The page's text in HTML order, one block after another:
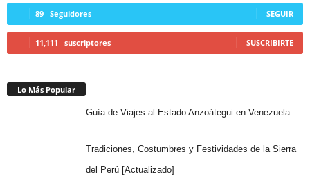
89 Seguidores SEGUIR
11,111 suscriptores SUSCRIBIRTE
Lo Más Popular
Guía de Viajes al Estado Anzoátegui en Venezuela
Tradiciones, Costumbres y Festividades de la Sierra
del Perú [Actualizado]